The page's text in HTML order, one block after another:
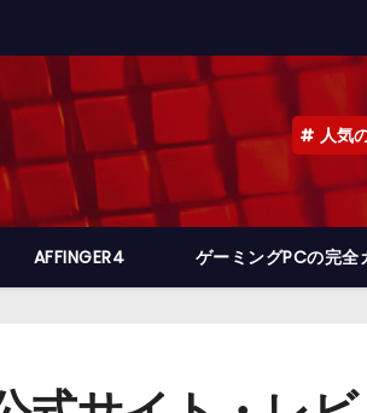
人気
AFFINGER4 ゲーミングPCの完全